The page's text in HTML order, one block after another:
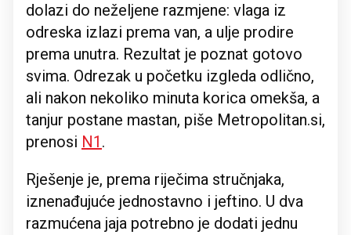
dolazi do neželjene razmjene: vlaga iz
odreska izlazi prema van, a ulje prodire
prema unutra. Rezultat je poznat gotovo
svima. Odrezak u početku izgleda odlično,
ali nakon nekoliko minuta korica omekša, a
tanjur postane mastan, piše Metropolitan.si,
prenosi N1 .
Rješenje je, prema riječima stručnjaka,
iznenađujuće jednostavno i jeftino. U dva
razmućena jaja potrebno je dodati jednu